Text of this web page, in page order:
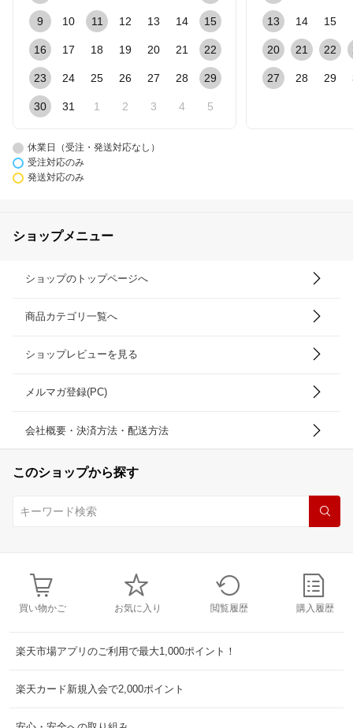
9 10 11 12 13 14 15
16 17 18 19 20 21 22
23 24 25 26 27 28 29
30 31 1 2 3 4 5
13 14 15
20 21 22
27 28 29
休業日（受注・発送対応なし）
受注対応のみ
発送対応のみ
ショップメニュー
ショップのトップページへ
商品カテゴリ一覧へ
ショップレビューを見る
メルマガ登録(PC)
会社概要・決済方法・配送方法
このショップから探す
買い物かご お気に入り 閲覧履歴 購入履歴
楽天市場アプリのご利用で最大1,000ポイント！
楽天カード新規入会で2,000ポイント